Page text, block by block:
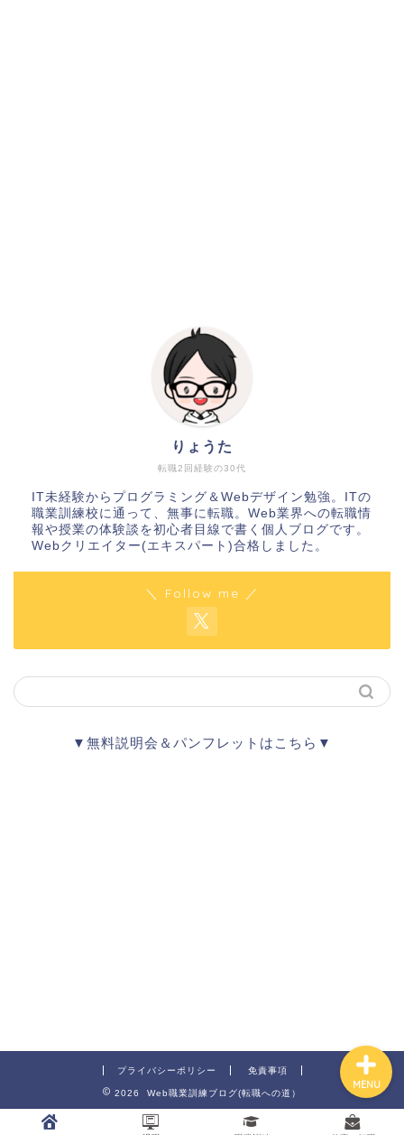
転職2回経験の30代
りょうた
IT未経験からプログラミング＆Webデザイン勉強。ITの
職業訓練校に通って、無事に転職。Web業界への転職情
報や授業の体験談を初心者目線で書く個人ブログです。
Webクリエイター(エキスパート)合格しました。
＼ Follow me ／
▼無料説明会＆パンフレットはこちら▼
プライバシーポリシー 免責事項
2026 Web職業訓練ブログ(転職への道）
MENU